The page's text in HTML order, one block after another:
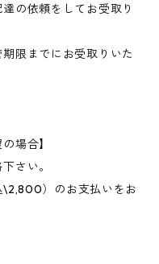
の依頼をしてお受取り
限までにお受取りいた
場合】
さい。
\2,800）のお支払いをお